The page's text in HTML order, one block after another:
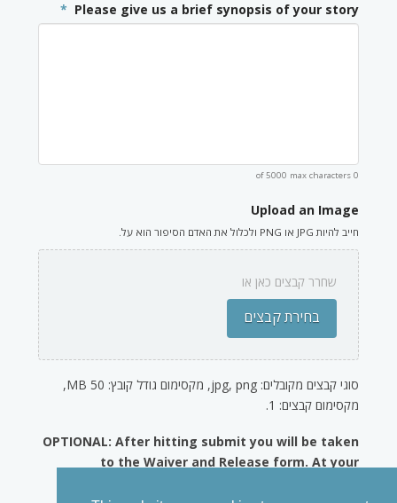
Please give us a brief synopsis of your story
*
0 of 5000 max characters
Upload an Image
חייב להיות JPG או PNG ולכלול את האדם הסיפור הוא על.
שחרר קבצים כאן או
בחירת קבצים
סוגי קבצים מקובלים: jpg, png, מקסימום גודל קובץ: 50 MB,
מקסימום קבצים: 1.
OPTIONAL: After hitting submit you will be taken
to the Waiver and Release form. At your